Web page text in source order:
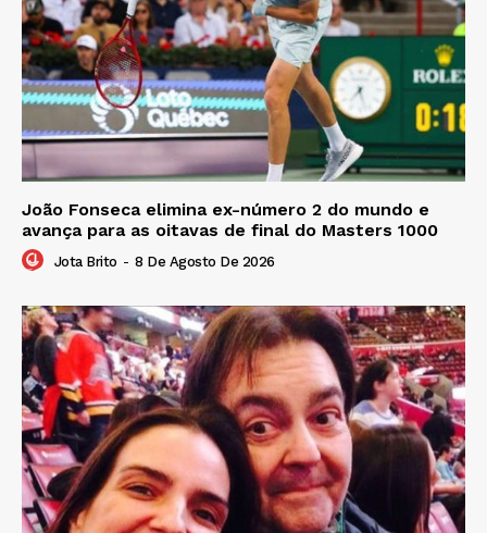
João Fonseca elimina ex-número 2 do mundo e
avança para as oitavas de final do Masters 1000
Jota Brito - 8 De Agosto De 2026